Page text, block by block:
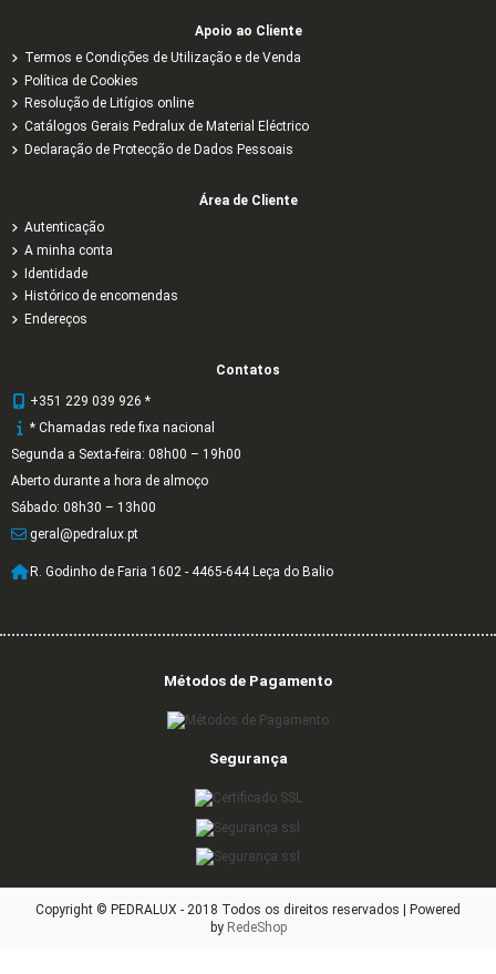
Apoio ao Cliente
Termos e Condições de Utilização e de Venda
Política de Cookies
Resolução de Litígios online
Catálogos Gerais Pedralux de Material Eléctrico
Declaração de Protecção de Dados Pessoais
Área de Cliente
Autenticação
A minha conta
Identidade
Histórico de encomendas
Endereços
Contatos
+351 229 039 926 *
* Chamadas rede fixa nacional
Segunda a Sexta-feira: 08h00 – 19h00
Aberto durante a hora de almoço
Sábado: 08h30 – 13h00
geral@pedralux.pt
R. Godinho de Faria 1602 - 4465-644 Leça do Balio
Métodos de Pagamento
Segurança
Copyright © PEDRALUX - 2018 Todos os direitos reservados |
Powered
by RedeShop